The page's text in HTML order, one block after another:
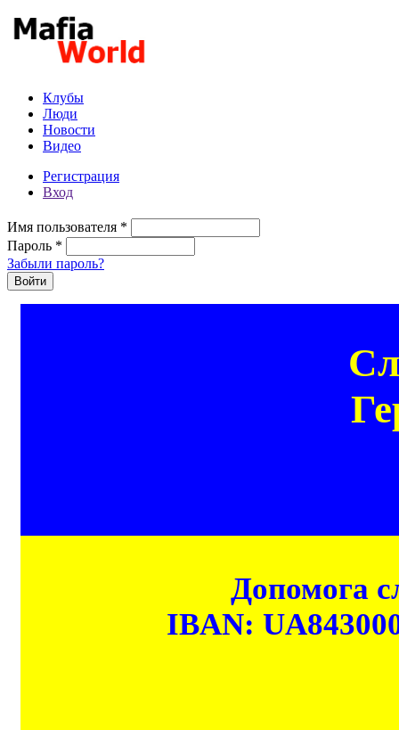
Перейти к основному содержанию
Клубы
Люди
Новости
Видео
Регистрация
Вход
Имя пользователя *
Пароль *
Забыли пароль?
Допомога
IBAN: